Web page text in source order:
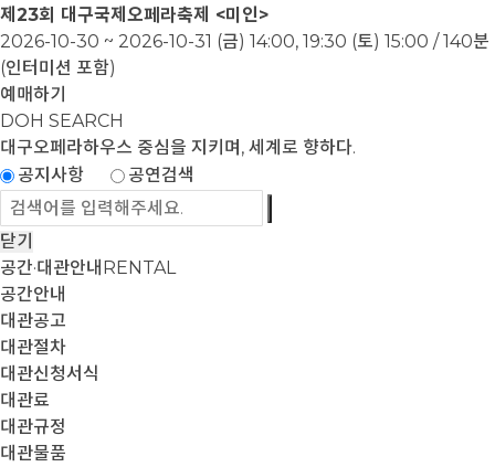
제23회 대구국제오페라축제 <미인>
2026-10-30 ~ 2026-10-31 (금) 14:00, 19:30 (토) 15:00 / 140분
(인터미션 포함)
예매하기
DOH SEARCH
대구오페라하우스 중심을 지키며, 세계로 향하다.
공지사항
공연검색
닫기
공간·대관안내 RENTAL
공간안내
대관공고
대관절차
대관신청서식
대관료
대관규정
대관물품